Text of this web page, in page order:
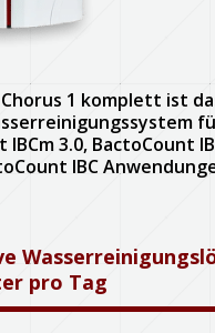
1 komplett ist
IBCm 3.0, BactoCount
IBC
pro Tag